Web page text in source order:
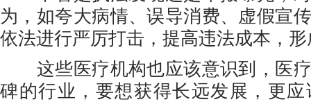
为，如夸大病情、误导消费、虚假宣
依法进行严厉打击，提高违法成本，
这些医疗机构也应该意识到，医疗
碑的行业，要想获得长远发展，更